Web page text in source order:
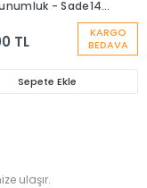
KARGO
BEDAVA
- Sade14-
TL
Sepete Ekle
ulaşır.